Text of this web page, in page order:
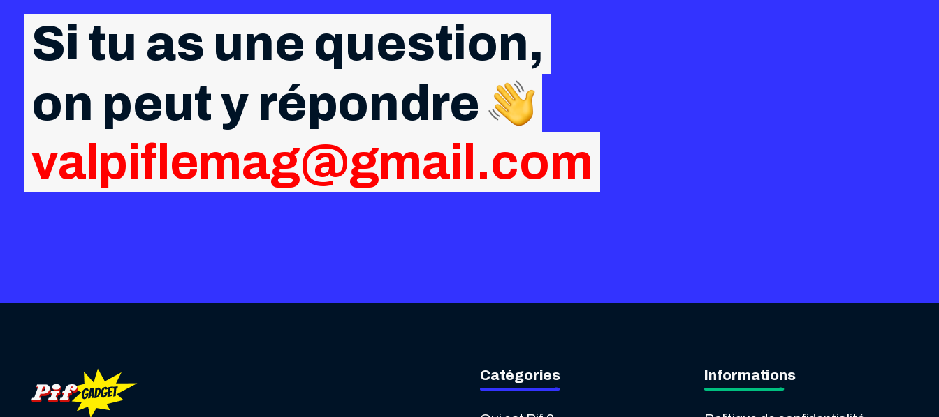
Si tu as une question,
on peut y répondre
valpiflemag@gmail.com
Catégories Informations